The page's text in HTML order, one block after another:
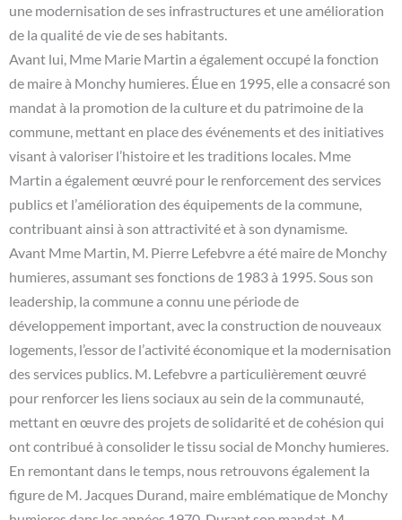
une modernisation de ses infrastructures et une amélioration
de la qualité de vie de ses habitants.
Avant lui, Mme Marie Martin a également occupé la fonction
de maire à Monchy humieres. Élue en 1995, elle a consacré son
mandat à la promotion de la culture et du patrimoine de la
commune, mettant en place des événements et des initiatives
visant à valoriser l’histoire et les traditions locales. Mme
Martin a également œuvré pour le renforcement des services
publics et l’amélioration des équipements de la commune,
contribuant ainsi à son attractivité et à son dynamisme.
Avant Mme Martin, M. Pierre Lefebvre a été maire de Monchy
humieres, assumant ses fonctions de 1983 à 1995. Sous son
leadership, la commune a connu une période de
développement important, avec la construction de nouveaux
logements, l’essor de l’activité économique et la modernisation
des services publics. M. Lefebvre a particulièrement œuvré
pour renforcer les liens sociaux au sein de la communauté,
mettant en œuvre des projets de solidarité et de cohésion qui
ont contribué à consolider le tissu social de Monchy humieres.
En remontant dans le temps, nous retrouvons également la
figure de M. Jacques Durand, maire emblématique de Monchy